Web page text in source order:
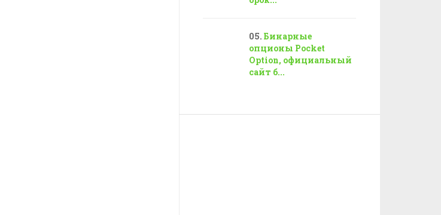
Бинарные
опционы Pocket
Option, официальный
сайт б...